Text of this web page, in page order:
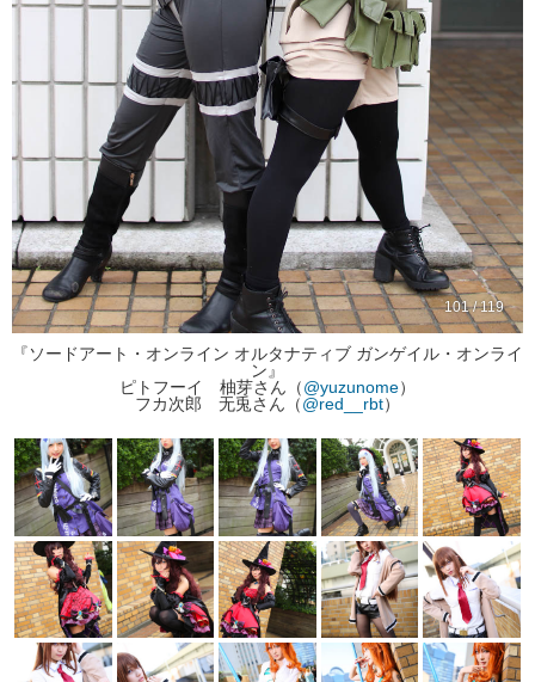
101 / 119
『ソードアート・オンライン オルタナティブ ガンゲイル・オンライ
ン』
ピトフーイ 柚芽さん（@yuzunome）
フカ次郎 无兎さん（@red__rbt）